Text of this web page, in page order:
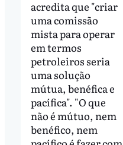
acredita que "criar
uma comissão
mista para operar
em termos
petroleiros seria
uma solução
mútua, benéfica e
pacífica". "O que
não é mútuo, nem
benéfico, nem